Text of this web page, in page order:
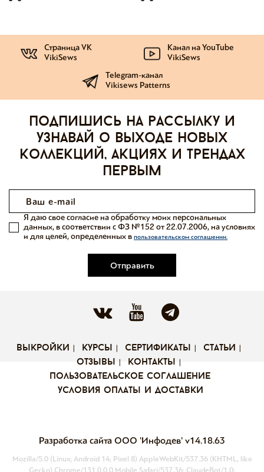
Страница VK
VikiSews
Канал на YouTube
VikiSews
Telegram-канал
Vikisews Patterns
Подпишись на рассылку и
узнавай о выходе новых
коллекций, акциях и трендах
первым
Отправить
Я даю свое согласие на обработку моих персональных
данных, в соответствии с ФЗ №152 от 22.07.2006, на условиях
и для целей, определенных в пользовательском соглашении.
выкройки курсы сертификаты
статьи
отзывы
контакты
пользовательское соглашение
условия оплаты и доставки
Разработка сайта ООО 'Инфодев' v14.18.63
Mozilla/5.0 (Linux; Android 14; Pixel 8) AppleWebKit/537.36 (KHTML, like